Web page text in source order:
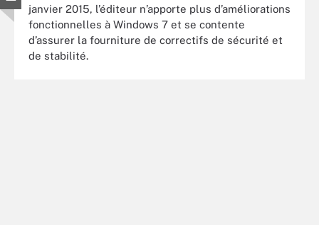
janvier 2015, l’éditeur n’apporte plus d’améliorations
fonctionnelles à Windows 7 et se contente
d’assurer la fourniture de correctifs de sécurité et
de stabilité.